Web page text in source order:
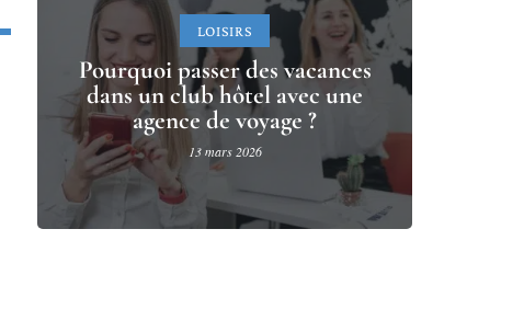
LOISIRS
Pourquoi passer des vacances
dans un club hôtel avec une
agence de voyage ?
13 mars 2026